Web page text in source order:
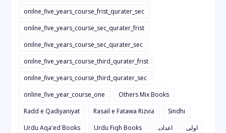
onilne_five_years_course_frist_qurater_sec
onilne_five_years_course_sec_qurater_frist
onilne_five_years_course_sec_qurater_sec
onilne_five_years_course_third_qurater_frist
onilne_five_years_course_third_qurater_sec
online_five_year_course_one
Others Mix Books
Radd e Qadiyaniyat
Rasail e Fatawa Rizvia
Sindhi
Urdu Aqa'ed Books
Urdu Fiqh Books اعدادیہ اولی